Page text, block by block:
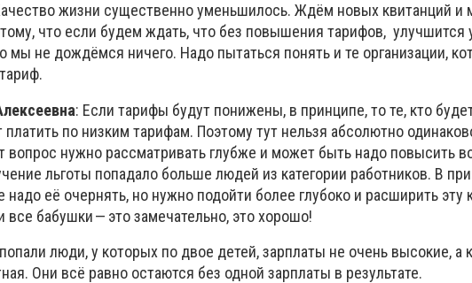
жизни существенно уменьшилось. Ждём новых квитанций и
что если будем ждать, что без повышения тарифов, улучшится
мы не дождёмся ничего. Надо пытаться понять и те организации,
: Если тарифы будут понижены, в принципе, то те, кто
платить по низким тарифам. Поэтому тут нельзя абсолютно
вопрос нужно рассматривать глубже и может быть надо повысить
льготы попадало больше людей из категории работников. В
надо её очернять, но нужно подойти более глубоко и расширить эту
все бабушки — это замечательно, это хорошо!
люди, у которых по двое детей, зарплаты не очень высокие, а
Они всё равно остаются без одной зарплаты в результате.